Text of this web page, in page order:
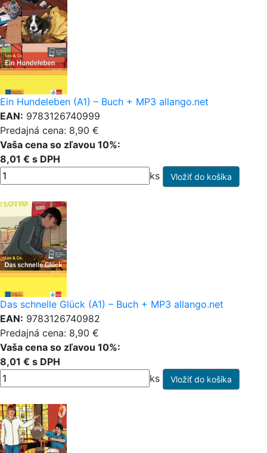
Ein Hundeleben (A1) – Buch + MP3 allango.net
EAN: 9783126740999
Predajná cena: 8,90 €
Vaša cena so zľavou 10%:
8,01 € s DPH
ks
Das schnelle Glück (A1) – Buch + MP3 allango.net
EAN: 9783126740982
Predajná cena: 8,90 €
Vaša cena so zľavou 10%:
8,01 € s DPH
ks